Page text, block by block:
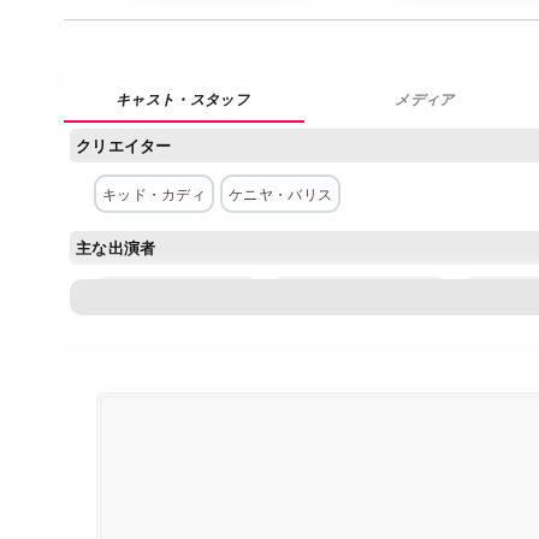
メディア
クリエイター
キッド・カディ ケニヤ・バリス
主な出演者